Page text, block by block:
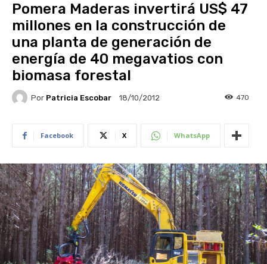
Pomera Maderas invertirá US$ 47
millones en la construcción de
una planta de generación de
energía de 40 megavatios con
biomasa forestal
Por Patricia Escobar 18/10/2012 470
Facebook X WhatsApp